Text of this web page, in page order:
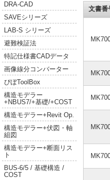
DRA-CAD
SAVEシリーズ
LAB-S シリーズ
避難検証法
特記仕様書CADデータ
画像線分コンバーター
ぴぼToolBox
構造モデラー
+NBUS7/+基礎/+COST
構造モデラー+Revit Op.
構造モデラー+伏図・軸
組図
構造モデラー+断面リス
ト
BUS-6/5 / 基礎構造 /
COST
文書番